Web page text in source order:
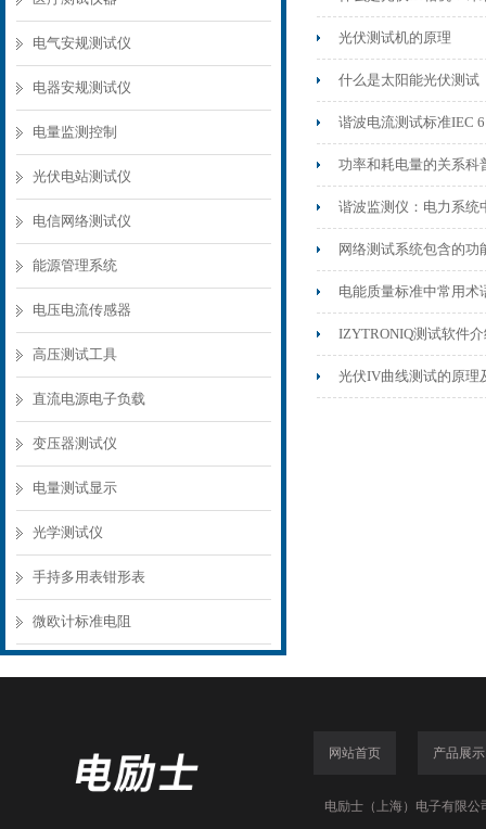
电气安规测试仪
电器安规测试仪
电量监测控制
光伏电站测试仪
电信网络测试仪
能源管理系统
电压电流传感器
高压测试工具
直流电源电子负载
变压器测试仪
电量测试显示
光学测试仪
手持多用表钳形表
微欧计标准电阻
光伏测试机的原理
什么是太阳能光伏测试
谐波电流测试标准IEC
功率和耗电量的关系科
谐波监测仪：电力系统
网络测试系统包含的功
电能质量标准中常用术
IZYTRONIQ测试软件
光伏IV曲线测试的原理
网站首页 产品展示
电励士（上海）电子有限公